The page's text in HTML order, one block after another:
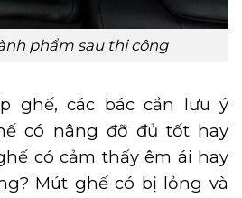
phẩm sau thi công
ghế, các bác cần lưu ý
có nâng đỡ đủ tốt hay
có cảm thấy êm ái hay
Mút ghế có bị lỏng và